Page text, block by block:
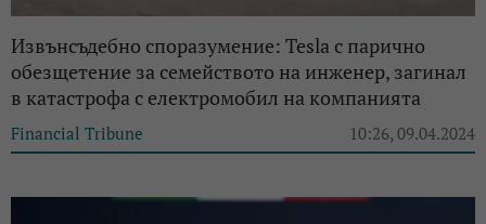
Извънсъдебно споразумение: Tesla с парично
обезщетение за семейството на инженер, загинал
в катастрофа с електромобил на компанията
Financial Tribune 10:26, 09.04.2024